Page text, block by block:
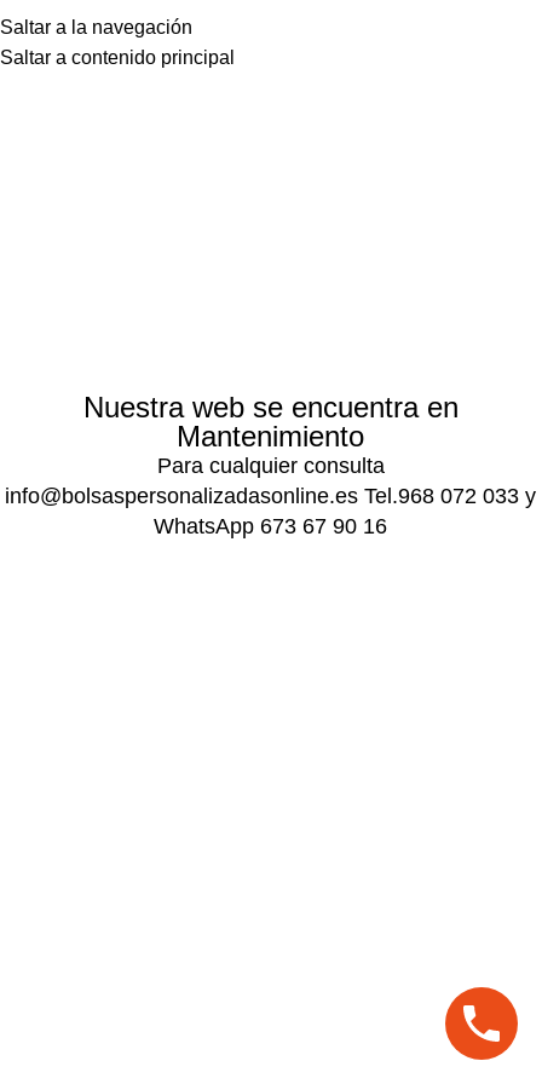
Saltar a la navegación
Saltar a contenido principal
Nuestra web se encuentra en
Mantenimiento
Para cualquier consulta
info@bolsaspersonalizadasonline.es Tel.968 072 033 y
WhatsApp 673 67 90 16